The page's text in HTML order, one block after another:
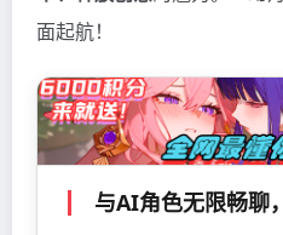
面起航！
与AI角色无限畅聊